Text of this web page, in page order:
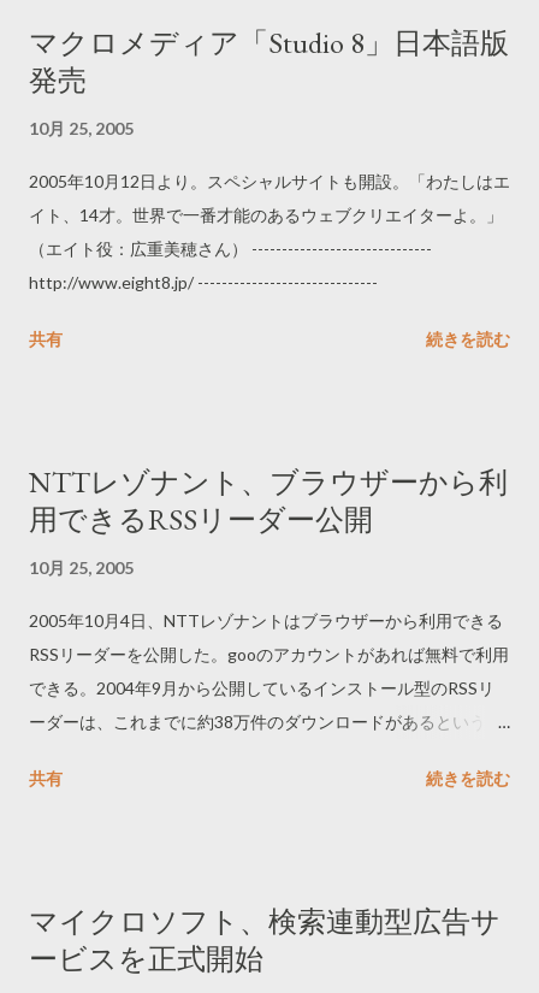
マクロメディア「Studio 8」日本語版
発売
10月 25, 2005
2005年10月12日より。スペシャルサイトも開設。「わたしはエ
イト、14才。世界で一番才能のあるウェブクリエイターよ。」
（エイト役：広重美穂さん） ------------------------------
http://www.eight8.jp/ ------------------------------
共有 続きを読む
NTTレゾナント、ブラウザーから利
用できるRSSリーダー公開
10月 25, 2005
2005年10月4日、NTTレゾナントはブラウザーから利用できる
RSSリーダーを公開した。gooのアカウントがあれば無料で利用
できる。2004年9月から公開しているインストール型のRSSリ
ーダーは、これまでに約38万件のダウンロードがあるという。
したいらしい。
共有 続きを読む
マイクロソフト、検索連動型広告サ
ービスを正式開始